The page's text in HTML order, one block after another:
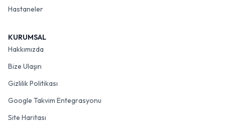
Hastaneler
KURUMSAL
Hakkımızda
Bize Ulaşın
Gizlilik Politikası
Google Takvim Entegrasyonu
Site Haritası